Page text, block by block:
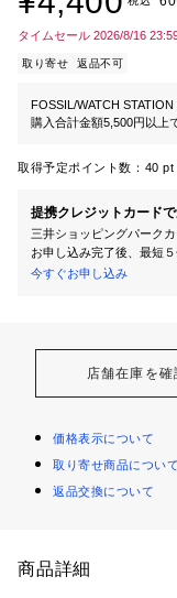
タイムセール 2026/8/16
取り寄せ 返品不可
FOSSIL/WATCH STATION
購入合計金額5,500円以上
取得予定ポイント数： 40 pt
提携クレジットカード
三井ショッピングパーク
お申し込み完了後、最短５
今すぐお申し込み
店舗在庫を確
価格表示について
取り寄せ商品について
返品交換について
商品詳細